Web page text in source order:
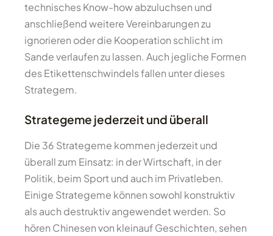
technisches Know-how abzuluchsen und
anschließend weitere Vereinbarungen zu
ignorieren oder die Kooperation schlicht im
Sande verlaufen zu lassen. Auch jegliche Formen
des Etikettenschwindels fallen unter dieses
Strategem.
Strategeme jederzeit und überall
Die 36 Strategeme kommen jederzeit und
überall zum Einsatz: in der Wirtschaft, in der
Politik, beim Sport und auch im Privatleben.
Einige Strategeme können sowohl konstruktiv
als auch destruktiv angewendet werden. So
hören Chinesen von kleinauf Geschichten, sehen